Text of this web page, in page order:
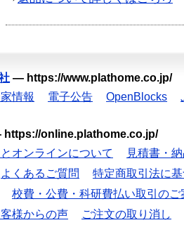
— https://www.plathome.co.jp/
情報 電子公告 OpenBlocks
https://online.plathome.co.jp/
オンラインについて
見積書・
よくあるご質問
特定商取引法に
校費・公費・科研費払い取引のご
様からの声 ご注文の取り消し